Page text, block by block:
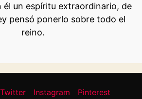
él un espíritu extraordinario, de
pensó ponerlo sobre todo el
reino.
Twitter Instagram Pinterest